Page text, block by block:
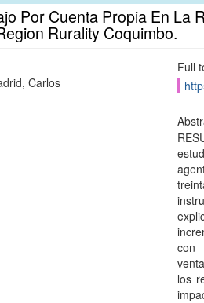
Por Cuenta Propia En La
Rurality Coquimbo.
Carlos
Full
con
los